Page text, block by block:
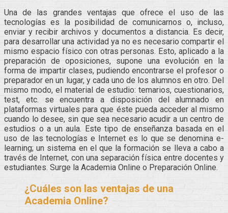
Una de las grandes ventajas que ofrece el uso de las
tecnologías es la posibilidad de comunicarnos o, incluso,
enviar y recibir archivos y documentos a distancia. Es decir,
para desarrollar una actividad ya no es necesario compartir el
mismo espacio físico con otras personas. Esto, aplicado a la
preparación de oposiciones, supone una evolución en la
forma de impartir clases, pudiendo encontrarse el profesor o
preparador en un lugar, y cada uno de los alumnos en otro. Del
mismo modo, el material de estudio: temarios, cuestionarios,
test, etc. se encuentra a disposición del alumnado en
plataformas virtuales para que éste pueda acceder al mismo
cuando lo desee, sin que sea necesario acudir a un centro de
estudios o a un aula. Este tipo de enseñanza basada en el
uso de las tecnologías e Internet es lo que se denomina e-
learning; un sistema en el que la formación se lleva a cabo a
través de Internet, con una separación física entre docentes y
estudiantes. Surge la Academia Online o Preparación Online.
¿Cuáles son las ventajas de una
Academia Online?